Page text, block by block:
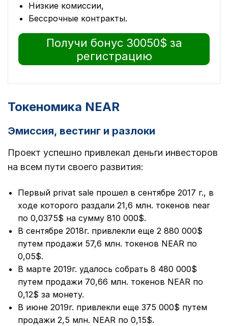
Низкие комиссии,
Бессрочные контракты.
Получи бонус 30050$ за
регистрацию
Токеномика NEAR
Эмиссия, вестинг и разлоки
Проект успешно привлекал деньги инвесторов
на всем пути своего развития:
Первый privat sale прошел в сентябре 2017 г., в
ходе которого раздали 21,6 млн. токенов near
по 0,0375$ на сумму 810 000$.
В сентябре 2018г. привлекли еще 2 880 000$
путем продажи 57,6 млн. токенов NEAR по
0,05$.
В марте 2019г. удалось собрать 8 480 000$
путем продажи 70,66 млн. токенов NEAR по
0,12$ за монету.
В июне 2019г. привлекли еще 375 000$ путем
продажи 2,5 млн. NEAR по 0,15$.